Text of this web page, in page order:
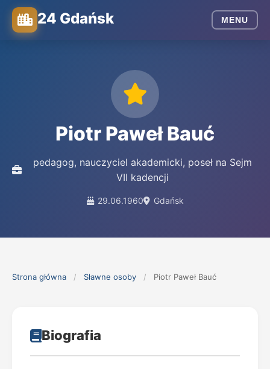
24 Gdańsk MENU
Piotr Paweł Bauć
pedagog, nauczyciel akademicki, poseł na Sejm
VII kadencji
29.06.1960 Gdańsk
Strona główna / Sławne osoby / Piotr Paweł Bauć
Biografia